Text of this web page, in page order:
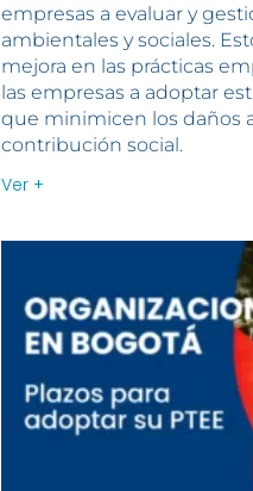
empresas a evaluar y
ambientales y sociales.
mejora en las prácticas
las empresas a adoptar
que minimicen los daños
contribución social.
Ver +